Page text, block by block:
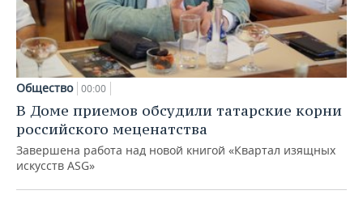
Общество 00:00
В Доме приемов обсудили татарские корни
российского меценатства
Завершена работа над новой книгой «Квартал изящных
искусств ASG»